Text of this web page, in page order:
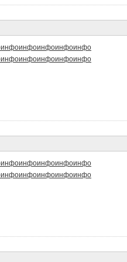
инфоинфоинфоинфоинфо
инфоинфоинфоинфоинфо
инфоинфоинфоинфоинфо
инфоинфоинфоинфоинфо